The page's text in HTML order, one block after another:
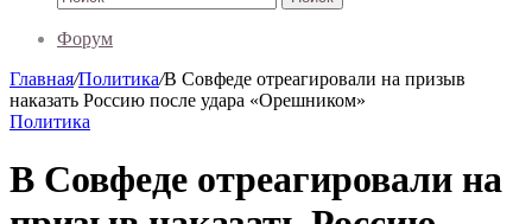
Форум
Главная/Политика/В Совфеде отреагировали на призыв
наказать Россию после удара «Орешником»
Политика
В Совфеде отреагировали на